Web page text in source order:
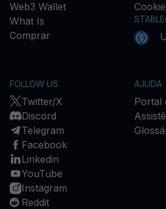
Web3 Wallet
What Is
Comprar
FOLLOW US
Twitter/X
Discord
Telegram
Facebook
Linkedin
YouTube
Instagram
Reddit
AJUDA
Portal